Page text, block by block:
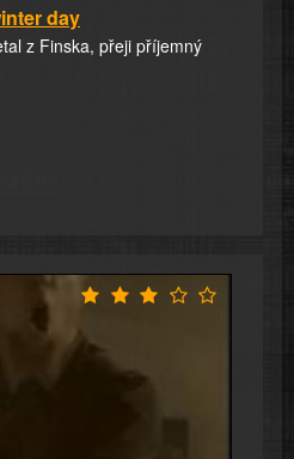
day
z Finska, přeji příjemný